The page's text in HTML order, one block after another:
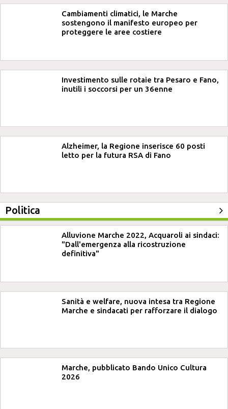
Cambiamenti climatici, le Marche
sostengono il manifesto europeo per
proteggere le aree costiere
Investimento sulle rotaie tra Pesaro e Fano,
inutili i soccorsi per un 36enne
Alzheimer, la Regione inserisce 60 posti
letto per la futura RSA di Fano
Politica
Alluvione Marche 2022, Acquaroli ai sindaci:
"Dall'emergenza alla ricostruzione
definitiva"
Sanità e welfare, nuova intesa tra Regione
Marche e sindacati per rafforzare il dialogo
Marche, pubblicato Bando Unico Cultura
2026